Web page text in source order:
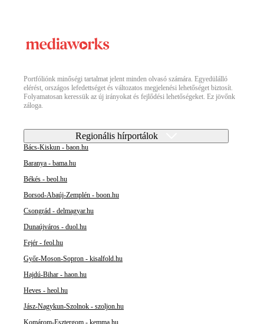
Portfóliónk minőségi tartalmat jelent minden olvasó számára. Egyedülálló
elérést, országos lefedettséget és változatos megjelenési lehetőséget biztosít.
Folyamatosan keressük az új irányokat és fejlődési lehetőségeket. Ez jövőnk
záloga.
Regionális hírportálok
Bács-Kiskun - baon.hu
Baranya - bama.hu
Békés - beol.hu
Borsod-Abaúj-Zemplén - boon.hu
Csongrád - delmagyar.hu
Dunaújváros - duol.hu
Fejér - feol.hu
Győr-Moson-Sopron - kisalfold.hu
Hajdú-Bihar - haon.hu
Heves - heol.hu
Jász-Nagykun-Szolnok - szoljon.hu
Komárom-Esztergom - kemma.hu